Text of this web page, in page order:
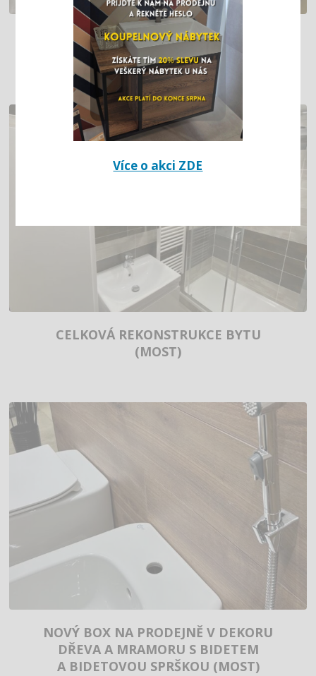
KOUPELNA S KRÉMOVÝMI OBKLADY
A HNĚDOU LISTELOU (ŽATEC)
CELKOVÁ REKONSTRUKCE BYTU
(MOST)
NOVÝ BOX NA PRODEJNĚ V DEKORU
DŘEVA A MRAMORU S BIDETEM
A BIDETOVOU SPRŠKOU (MOST)
Více o akci ZDE